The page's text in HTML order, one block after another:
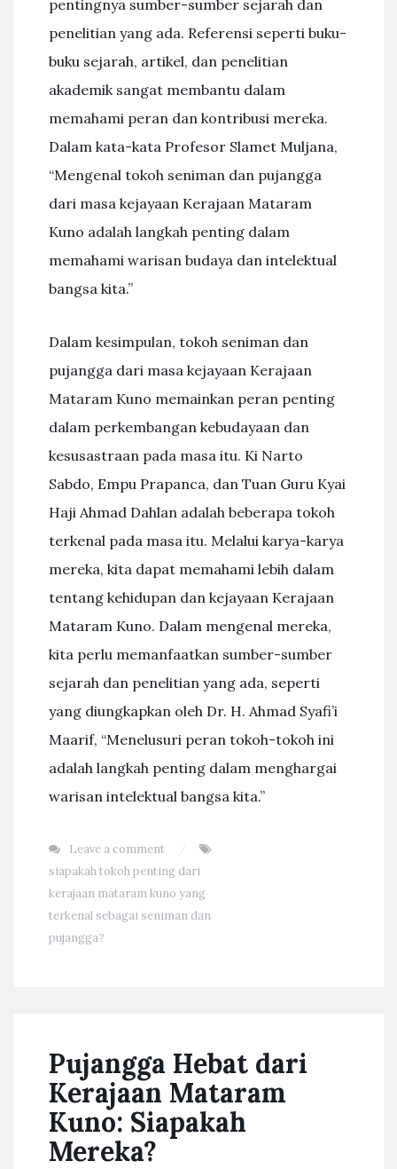
pentingnya sumber-sumber sejarah dan
penelitian yang ada. Referensi seperti buku-
buku sejarah, artikel, dan penelitian
akademik sangat membantu dalam
memahami peran dan kontribusi mereka.
Dalam kata-kata Profesor Slamet Muljana,
“Mengenal tokoh seniman dan pujangga
dari masa kejayaan Kerajaan Mataram
Kuno adalah langkah penting dalam
memahami warisan budaya dan intelektual
bangsa kita.”
Dalam kesimpulan, tokoh seniman dan
pujangga dari masa kejayaan Kerajaan
Mataram Kuno memainkan peran penting
dalam perkembangan kebudayaan dan
kesusastraan pada masa itu. Ki Narto
Sabdo, Empu Prapanca, dan Tuan Guru Kyai
Haji Ahmad Dahlan adalah beberapa tokoh
terkenal pada masa itu. Melalui karya-karya
mereka, kita dapat memahami lebih dalam
tentang kehidupan dan kejayaan Kerajaan
Mataram Kuno. Dalam mengenal mereka,
kita perlu memanfaatkan sumber-sumber
sejarah dan penelitian yang ada, seperti
yang diungkapkan oleh Dr. H. Ahmad Syafi’i
Maarif, “Menelusuri peran tokoh-tokoh ini
adalah langkah penting dalam menghargai
warisan intelektual bangsa kita.”
Leave a comment
siapakah tokoh penting dari
kerajaan mataram kuno yang
terkenal sebagai seniman dan
pujangga?
Pujangga Hebat dari
Kerajaan Mataram
Kuno: Siapakah
Mereka?